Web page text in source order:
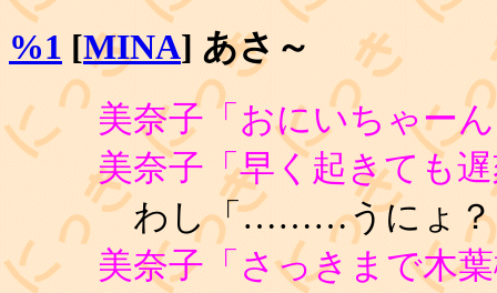
%1 [MINA] あさ～
美奈子「おにいちゃー
美奈子「早く起きても
わし「………うにょ？
美奈子「さっきまで木